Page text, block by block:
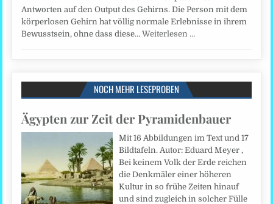
Antworten auf den Output des Gehirns. Die Person mit dem
körperlosen Gehirn hat völlig normale Erlebnisse in ihrem
Bewusstsein, ohne dass diese…Weiterlesen …
NOCH MEHR LESEPROBEN
Ägypten zur Zeit der Pyramidenbauer
Mit 16 Abbildungen im Text und 17
Bildtafeln. Autor: Eduard Meyer ,
Bei keinem Volk der Erde reichen
die Denkmäler einer höheren
Kultur in so frühe Zeiten hinauf
und sind zugleich in solcher Fülle